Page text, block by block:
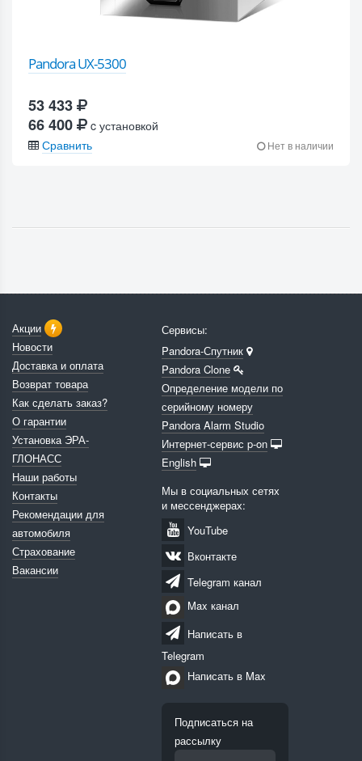
Pandora UX-5300
53 433
66 400
c установкой
Сравнить
Нет в наличии
Акции
Новости
Доставка и оплата
Возврат товара
Как сделать заказ?
О гарантии
Установка ЭРА-
ГЛОНАСС
Наши работы
Контакты
Рекомендации для
автомобиля
Страхование
Вакансии
Сервисы:
Pandora-Спутник
Pandora Clone
Определение модели по
серийному номеру
Pandora Alarm Studio
Интернет-сервис p-on
English
Мы в социальных сетях
и мессенджерах:
YouTube
Вконтакте
Telegram канал
Max канал
Написать в
Telegram
Написать в Max
Подписаться на
рассылку